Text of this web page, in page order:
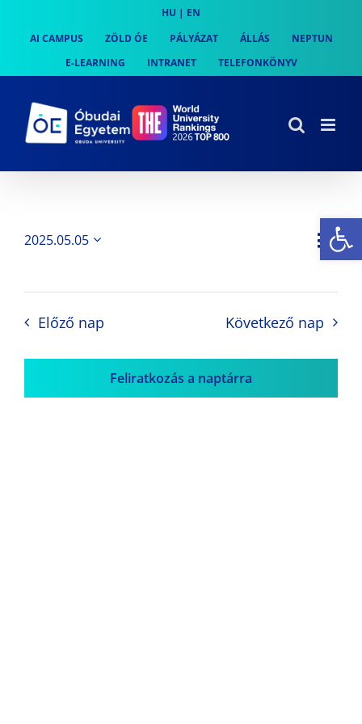
content
HU | EN
AI CAMPUS
ZÖLD ÓE PÁLYÁZAT ÁLLÁS
NEPTUN
E-LEARNING
INTRANET TELEFONKÖNYV
Nap
2025.05.05
Előző nap Következő nap
Feliratkozás a naptárra